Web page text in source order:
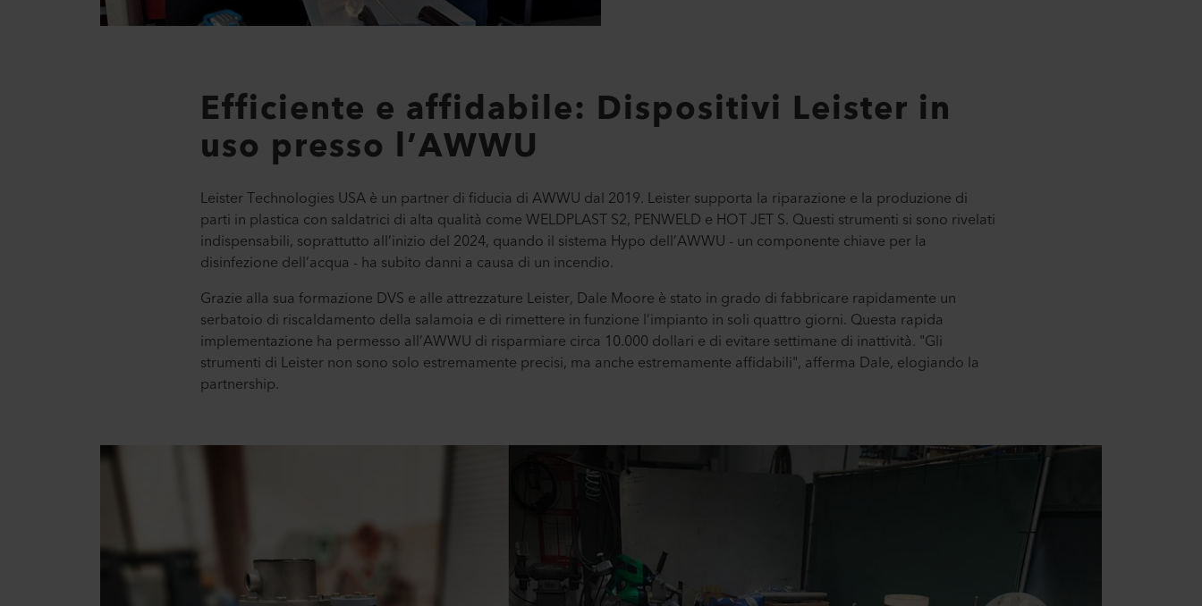
Efficiente e affidabile: Dispositivi Leister in
uso presso l’AWWU
Leister Technologies USA è un partner di fiducia di AWWU dal 2019. Leister supporta la riparazione e la produzione di
parti in plastica con saldatrici di alta qualità come WELDPLAST S2, PENWELD e HOT JET S. Questi strumenti si sono rivelati
indispensabili, soprattutto all’inizio del 2024, quando il sistema Hypo dell’AWWU - un componente chiave per la
disinfezione dell’acqua - ha subito danni a causa di un incendio.
Grazie alla sua formazione DVS e alle attrezzature Leister, Dale Moore è stato in grado di fabbricare rapidamente un
serbatoio di riscaldamento della salamoia e di rimettere in funzione l’impianto in soli quattro giorni. Questa rapida
implementazione ha permesso all’AWWU di risparmiare circa 10.000 dollari e di evitare settimane di inattività. "Gli
strumenti di Leister non sono solo estremamente precisi, ma anche estremamente affidabili", afferma Dale, elogiando la
partnership.